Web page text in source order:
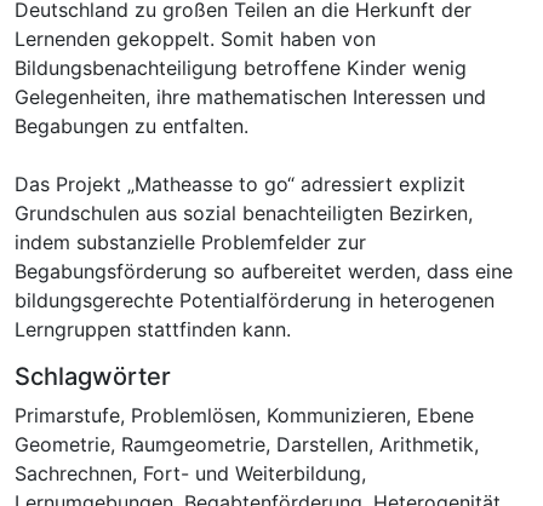
Deutschland zu großen Teilen an die Herkunft der
Lernenden gekoppelt. Somit haben von
Bildungsbenachteiligung betroffene Kinder wenig
Gelegenheiten, ihre mathematischen Interessen und
Begabungen zu entfalten.
Das Projekt „Matheasse to go“ adressiert explizit
Grundschulen aus sozial benachteiligten Bezirken,
indem substanzielle Problemfelder zur
Begabungsförderung so aufbereitet werden, dass eine
bildungsgerechte Potentialförderung in heterogenen
Lerngruppen stattfinden kann.
Schlagwörter
Primarstufe, Problemlösen, Kommunizieren, Ebene
Geometrie, Raumgeometrie, Darstellen, Arithmetik,
Sachrechnen, Fort- und Weiterbildung,